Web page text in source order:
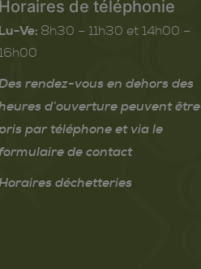
Horaires de téléphonie
Lu-Ve: 8h30 – 11h30 et 14h00 –
16h00
rendez-vous en dehors des
d’ouverture peuvent être
par téléphone et via le
formulaire de contact
déchetteries